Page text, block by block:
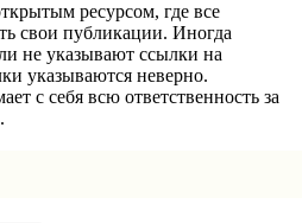
ресурсом, где все
свои публикации. Иногда
не указывают ссылки на
указываются неверно.
с себя всю ответственность за